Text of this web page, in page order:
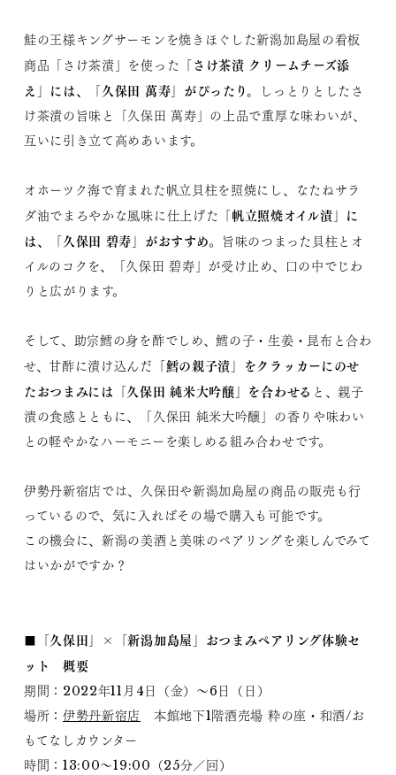
鮭の王様キングサーモンを焼きほぐした新潟加島屋の看板
商品「さけ茶漬」を使った 「さけ茶漬 クリームチーズ添
え」には、「久保田 萬寿」がぴったり。
しっとりとしたさ
け茶漬の旨味と「久保田 萬寿」の上品で重厚な味わいが、
互いに引き立て高めあいます。
オホーツク海で育まれた帆立貝柱を照焼にし、なたねサラ
ダ油でまろやかな風味に仕上げた 「帆立照焼オイル漬」に
は、「久保田 碧寿」がおすすめ。旨味のつまった貝柱とオ
イルのコクを、「久保田 碧寿」が受け止め、口の中でじわ
りと広がります。
そして、助宗鱈の身を酢でしめ、鱈の子・生姜・昆布と合わ
せ、甘酢に漬け込んだ
「鱈の親子漬」をクラッカーにのせ
たおつまみには「久保田 純米大吟醸」を合わせる と、親子
漬の食感とともに、「久保田 純米大吟醸」の香りや味わい
との軽やかなハーモニーを楽しめる組み合わせです。
伊勢丹新宿店では、久保田や新潟加島屋の商品の販売も行
っているので、気に入ればその場で購入も可能です。
この機会に、新潟の美酒と美味のペアリングを楽しんでみて
はいかがですか？
■「久保田」×「新潟加島屋」おつまみペアリング体験セ
ット 概要
期間：2022年11月4日（金）～6日（日）
場所： 伊勢丹新宿店
本館地下1階酒売場 粋の座・和酒/お
もてなしカウンター
時間：13:00～19:00（25分／回）